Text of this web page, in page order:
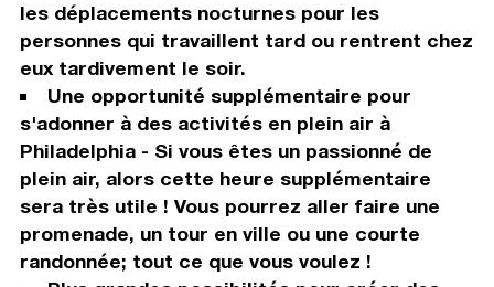
les déplacements nocturnes pour les
personnes qui travaillent tard ou rentrent chez
eux tardivement le soir.
Une opportunité supplémentaire pour
s'adonner à des activités en plein air à
Philadelphia - Si vous êtes un passionné de
plein air, alors cette heure supplémentaire
sera très utile ! Vous pourrez aller faire une
promenade, un tour en ville ou une courte
randonnée; tout ce que vous voulez !